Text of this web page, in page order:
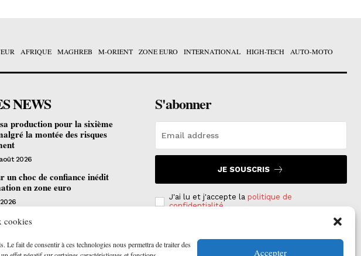
cookies
fait de consentir à ces technologies nous permettra de traiter des
Accepter
AFRIQUE MAGHREB M-ORIENT ZONE EURO INTERNATIONAL HIGH-TECH AUTO-MOTO
NEWS
production pour la sixième
la montée des risques
2026
un choc de confiance inédit
en zone euro
revenus des sociétés cotées
2026
S'abonner
JE SOUSCRIS
J'ai lu et j'accepte la politique de
confidentialité.